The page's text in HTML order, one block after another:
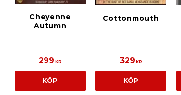
Cheyenne
Autumn
299 KR
KÖP
Cottonmouth
329 KR
KÖP